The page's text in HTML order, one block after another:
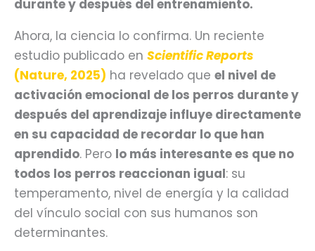
durante y después del entrenamiento.
Ahora, la ciencia lo confirma. Un reciente
estudio publicado en Scientific Reports
(Nature, 2025) ha revelado que el nivel de
activación emocional de los perros durante y
después del aprendizaje influye directamente
en su capacidad de recordar lo que han
aprendido. Pero lo más interesante es que no
todos los perros reaccionan igual: su
temperamento, nivel de energía y la calidad
del vínculo social con sus humanos son
determinantes.